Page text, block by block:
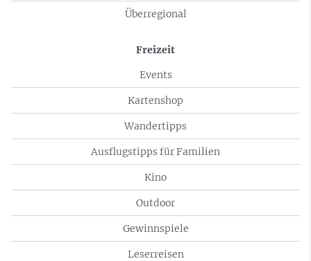
Überregional
Freizeit
Events
Kartenshop
Wandertipps
Ausflugstipps für Familien
Kino
Outdoor
Gewinnspiele
Leserreisen